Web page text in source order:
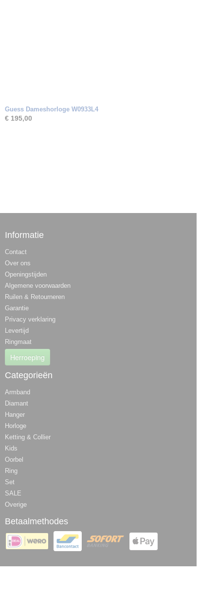
Guess Dameshorloge W0933L4
€ 195,00
Informatie
Contact
Over ons
Openingstijden
Algemene voorwaarden
Ruilen & Retourneren
Garantie
Privacy verklaring
Levertijd
Ringmaat
Herroeping
Categorieën
Armband
Diamant
Hanger
Horloge
Ketting & Collier
Kids
Oorbel
Ring
Set
SALE
Overige
Betaalmethodes